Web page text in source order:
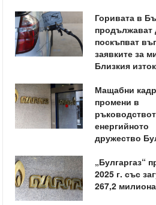
Горивата в
продължават
поскъпват
заявките за
Близкия изток
Мащабни
промени в
енергийното
дружество
„Булгаргаз“
2025 г. със
267,2